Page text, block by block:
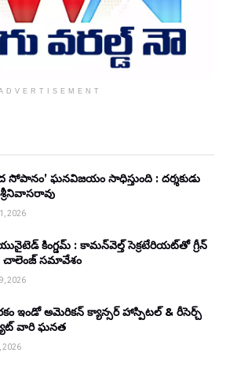
సోపానం’ ఘనవిజయం సాధిస్తుంది : దర్శకుడు
2026
కింగ్డమ్ : కామన్‌వెల్త్ సెక్రటేరియట్‌తో గ్రీన్
సమావేశం
2026
ఇండో అమెరికన్ క్యాన్సర్ హాస్పిటల్ & రీసెర్చ్
వారి ఘనత
2026